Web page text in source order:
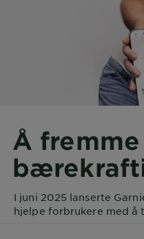
Å
I juni 2025 lanserte
hjelpe forbrukere med